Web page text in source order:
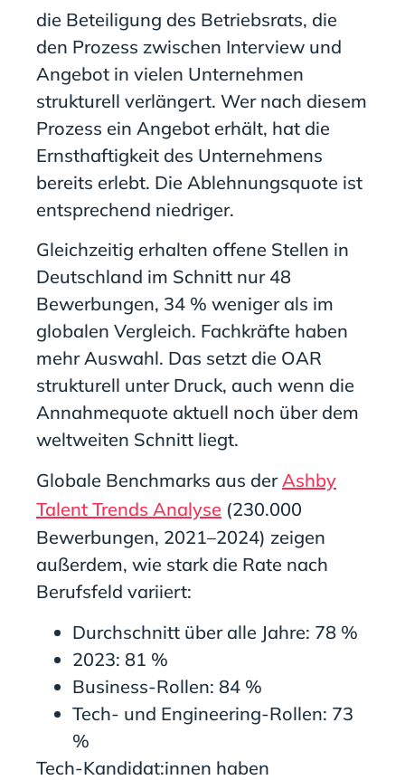
die Beteiligung des Betriebsrats, die
den Prozess zwischen Interview und
Angebot in vielen Unternehmen
strukturell verlängert. Wer nach diesem
Prozess ein Angebot erhält, hat die
Ernsthaftigkeit des Unternehmens
bereits erlebt. Die Ablehnungsquote ist
entsprechend niedriger.
Gleichzeitig erhalten offene Stellen in
Deutschland im Schnitt nur 48
Bewerbungen, 34 % weniger als im
globalen Vergleich. Fachkräfte haben
mehr Auswahl. Das setzt die OAR
strukturell unter Druck, auch wenn die
Annahmequote aktuell noch über dem
weltweiten Schnitt liegt.
Globale Benchmarks aus derAshby
Talent Trends Analyse (230.000
Bewerbungen, 2021–2024) zeigen
außerdem, wie stark die Rate nach
Berufsfeld variiert:
Durchschnitt über alle Jahre: 78 %
2023: 81 %
Business-Rollen: 84 %
Tech- und Engineering-Rollen: 73
%
Tech-Kandidat:innen haben